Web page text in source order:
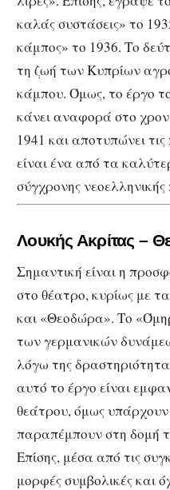
καλάς συστάσεις» το
κάμπος» το 1936. Το
τη ζωή των Κυπρίων
κάμπου. Όμως, το έργο
κάνει αναφορά στο
1941 και αποτυπώνει τις
είναι ένα από τα
σύγχρονης
Λουκής Ακρίτας –
Σημαντική είναι η
στο θέατρο, κυρίως με
και «Θεοδώρα». Το
των γερμανικών
λόγω της
αυτό το έργο είναι
θεάτρου, όμως υπάρχουν
παραπέμπουν στη δομή
Επίσης, μέσα από τις
μορφές συμβολικές και